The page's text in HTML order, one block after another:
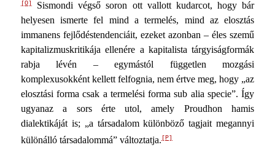
[O] Sismondi végső soron ott vallott kudarcot, hogy bár
helye­sen ismerte fel mind a termelés, mind az elosztás
immanens fejlődéstendenciáit, ezeket azonban – éles szemű
kapitalizmuskritikája ellenére a kapitalista tárgyiságformák
rabja lé­vén – egymástól független mozgási
komplexusokként kellett felfognia, nem értve meg, hogy „az
elosztási forma csak a termelési forma sub alia specie”. Így
ugyanaz a sors érte utol, amely Proudhon hamis
dialektikáját is; „a társadalom kü­lönböző tagjait megannyi
különálló társadalommá” változtatja. [P]